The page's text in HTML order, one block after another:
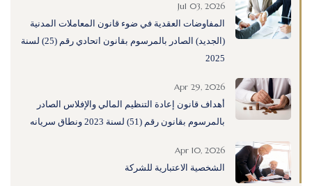
Jul 03, 2026
المفاوضات العقدية في ضوء قانون المعاملات المدنية
(الجديد) الصادر بالمرسوم بقانون اتحادي رقم (25) لسنة
2025
Apr 29, 2026
أهداف قانون إعادة التنظيم المالي والإفلاس الصادر
بالمرسوم بقانون رقم (51) لسنة 2023 ونطاق سريانه
Apr 10, 2026
الشخصية الاعتبارية للشركة